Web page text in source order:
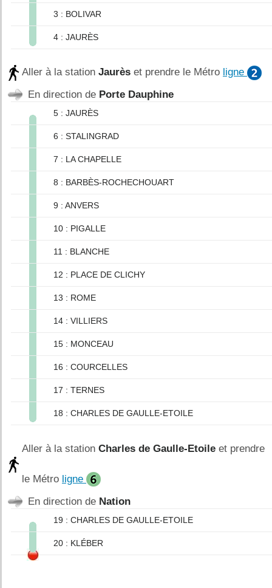
3 : BOLIVAR
4 : JAURÈS
Aller à la station Jaurès et prendre le Métro ligne
En direction de Porte Dauphine
5 : JAURÈS
6 : STALINGRAD
7 : LA CHAPELLE
8 : BARBÈS-ROCHECHOUART
9 : ANVERS
10 : PIGALLE
11 : BLANCHE
12 : PLACE DE CLICHY
13 : ROME
14 : VILLIERS
15 : MONCEAU
16 : COURCELLES
17 : TERNES
18 : CHARLES DE GAULLE-ETOILE
Aller à la station Charles de Gaulle-Etoile et prendre
le Métro ligne
En direction de Nation
19 : CHARLES DE GAULLE-ETOILE
20 : KLÉBER